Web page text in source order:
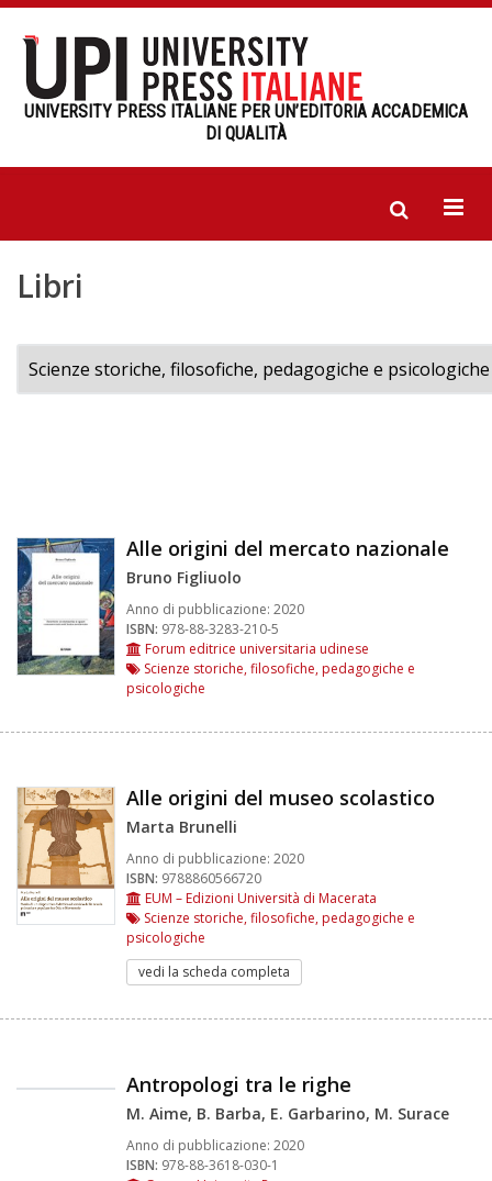
UNIVERSITY PRESS ITALIANE PER UN’EDITORIA ACCADEMICA
DI QUALITÀ
Libri
Alle origini del mercato nazionale
Bruno Figliuolo
Anno di pubblicazione: 2020
ISBN: 978-88-3283-210-5
Forum editrice universitaria udinese
Scienze storiche, filosofiche, pedagogiche e
psicologiche
Alle origini del museo scolastico
Marta Brunelli
Anno di pubblicazione: 2020
ISBN: 9788860566720
EUM – Edizioni Università di Macerata
Scienze storiche, filosofiche, pedagogiche e
psicologiche
vedi la scheda completa
Antropologi tra le righe
M. Aime, B. Barba, E. Garbarino, M. Surace
Anno di pubblicazione: 2020
ISBN: 978-88-3618-030-1